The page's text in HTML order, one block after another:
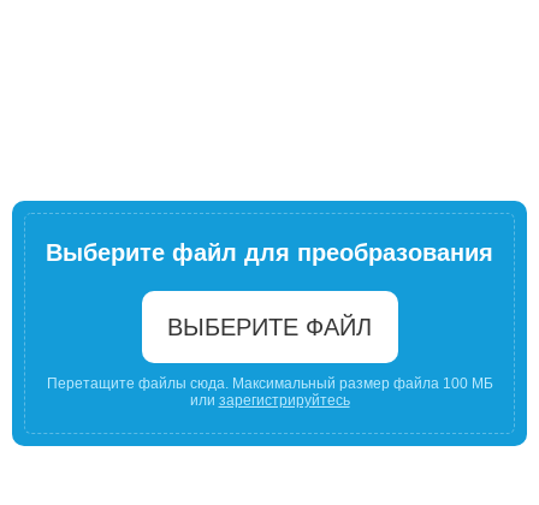
Выберите файл для преобразования
ВЫБЕРИТЕ ФАЙЛ
Перетащите файлы сюда. Максимальный размер файла 100 МБ
или зарегистрируйтесь